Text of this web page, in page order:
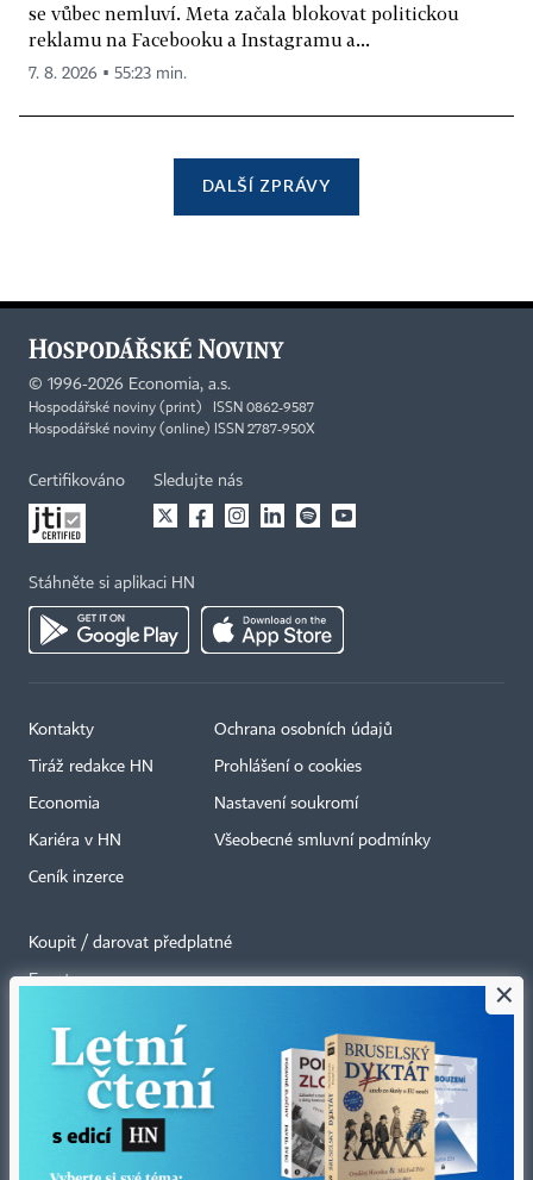
se vůbec nemluví. Meta začala blokovat politickou
reklamu na Facebooku a Instagramu a...
7. 8. 2026 ▪ 55:23 min.
DALŠÍ ZPRÁVY
© 1996-2026 Economia, a.s.
Hospodářské noviny (print) ISSN 0862-9587
Hospodářské noviny (online) ISSN 2787-950X
Certifikováno Sledujte nás
Stáhněte si aplikaci HN
Kontakty
Tiráž redakce HN
Economia
Kariéra v HN
Ceník inzerce
Ochrana osobních údajů
Prohlášení o cookies
Nastavení soukromí
Všeobecné smluvní podmínky
Koupit / darovat předplatné
Eventy
RSS kanály
Autorská práva vykonává vydavatel. Bez písemného svolení vydavatele je
zakázáno jakékoli užití částí nebo celku díla, zejména rozmnožování a šíření
×